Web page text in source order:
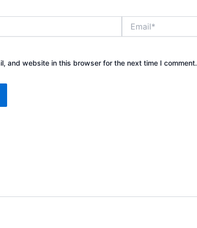
and website in this browser for the next time I comment.